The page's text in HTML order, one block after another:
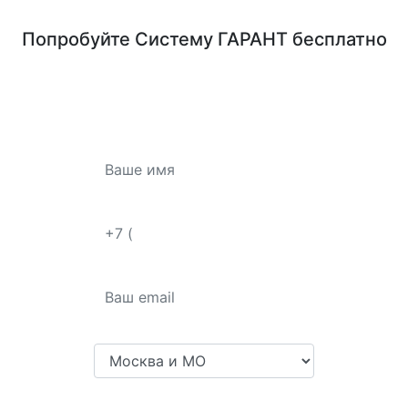
Попробуйте Систему ГАРАНТбесплатно